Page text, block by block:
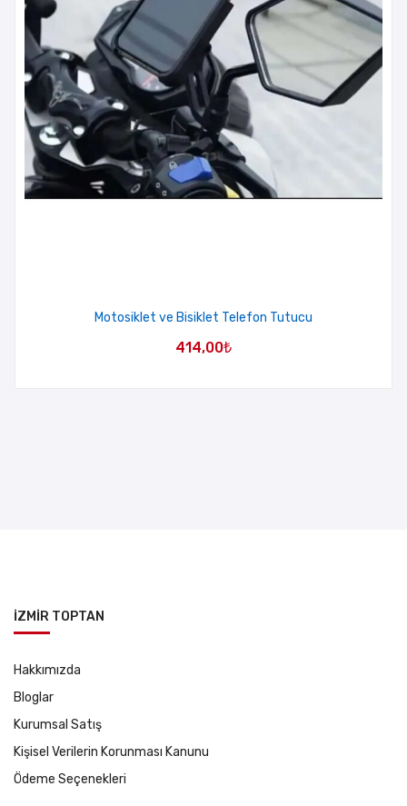
Motosiklet ve Bisiklet Telefon Tutucu
414,00₺
İZMİR TOPTAN
Hakkımızda
Bloglar
Kurumsal Satış
Kişisel Verilerin Korunması Kanunu
Ödeme Seçenekleri